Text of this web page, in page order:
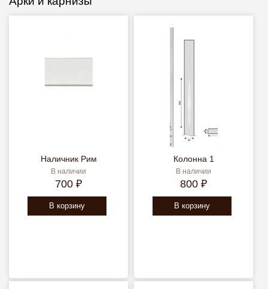
Наличник Рим
В наличии
700 ₽
В корзину
Колонна 1
В наличии
800 ₽
В корзину